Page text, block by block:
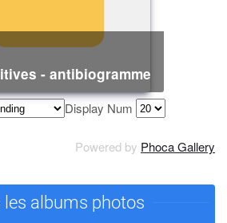
- antibiogramme
Display Num
Powered by Phoca Gallery
les albums photos